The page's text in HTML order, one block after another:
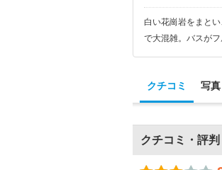
白い花崗岩をまと
で大混雑。バスが
クチコミ 写真
クチコミ・評判